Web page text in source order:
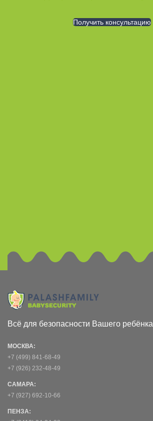
Получить консультацию
Всё для безопасности Вашего ребёнка
МОСКВА:
+7 (499) 841-68-49
+7 (926) 232-48-49
САМАРА:
+7 (927) 692-10-66
ПЕНЗА: